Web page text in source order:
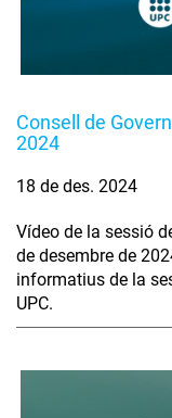
Consell de
2024
18 de des. 2024
Vídeo de la sessió
de desembre de
informatius de la
UPC.